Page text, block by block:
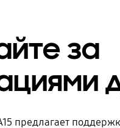
за
предлагает